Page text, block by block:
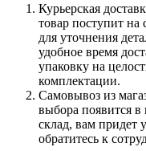
Курьерская
товар поступит на
для уточнения
удобное время
упаковку на
комплектации.
Самовывоз из
выбора появится в
склад, вам придет
обратитесь к